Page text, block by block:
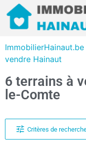
ImmobilierHainaut.be
vendre Hainaut
6 terrains à
le-Comte
Critères de